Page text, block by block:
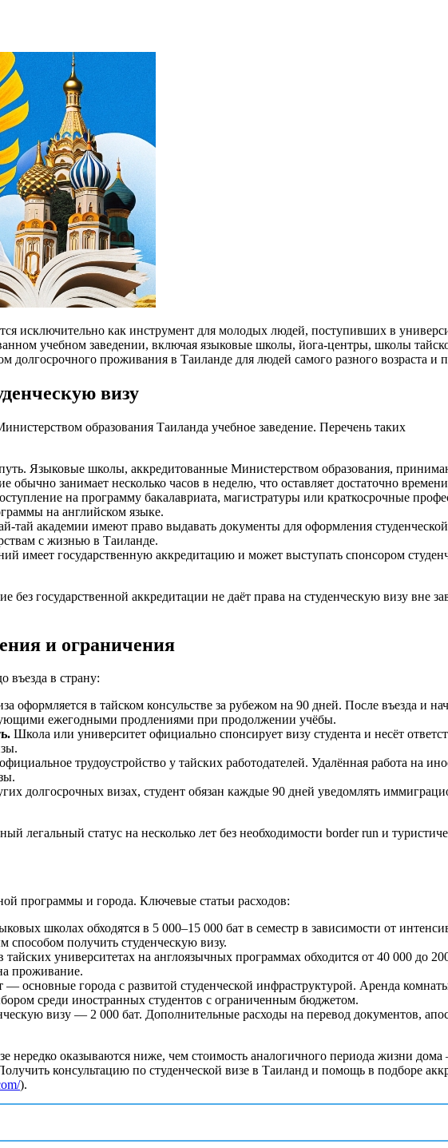
исключительно как инструмент для молодых людей, поступивших в
учебном заведении, включая языковые школы, йога-центры, школы
долгосрочного проживания в Таиланде для людей самого разного возраста и
визу
образования Таиланда учебное заведение. Перечень таких
Языковые школы, аккредитованные Министерством образования,
занимает несколько часов в неделю, что оставляет достаточно
на программу бакалавриата, магистратуры или краткосрочные
на английском языке.
тай академии имеют право выдавать документы для оформления
с жизнью в Таиланде.
имеет государственную аккредитацию и может выступать спонсором
государственной аккредитации не даёт права на студенческую визу вне
и ограничения
въезда в страну:
оформляется в тайском консульстве за рубежом на 90 дней. После въезда и
ежегодными продлениями при продолжении учёбы.
Школа или университет официально спонсирует визу студента и несёт
трудоустройство у тайских работодателей. Удалённая работа на
долгосрочных визах, студент обязан каждые 90 дней уведомлять
легальный статус на несколько лет без необходимости border run и
программы и города. Ключевые статьи расходов:
школах обходятся в 5 000–15 000 бат в семестр в зависимости от
получить студенческую визу.
тайских университетах на англоязычных программах обходится от 40 000 до
проживание.
основные города с развитой студенческой инфраструктурой. Аренда
среди иностранных студентов с ограниченным бюджетом.
визу — 2 000 бат. Дополнительные расходы на перевод документов,
нередко оказываются ниже, чем стоимость аналогичного периода жизни
консультацию по студенческой визе в Таиланд и помощь в подборе
).